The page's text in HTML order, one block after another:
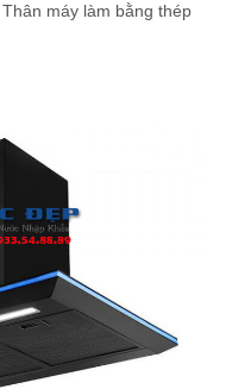
máy làm bằng thép